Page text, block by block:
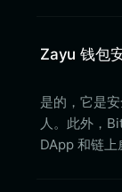
Zayu 钱包
是的，它是
人。此外，
DApp 和链上